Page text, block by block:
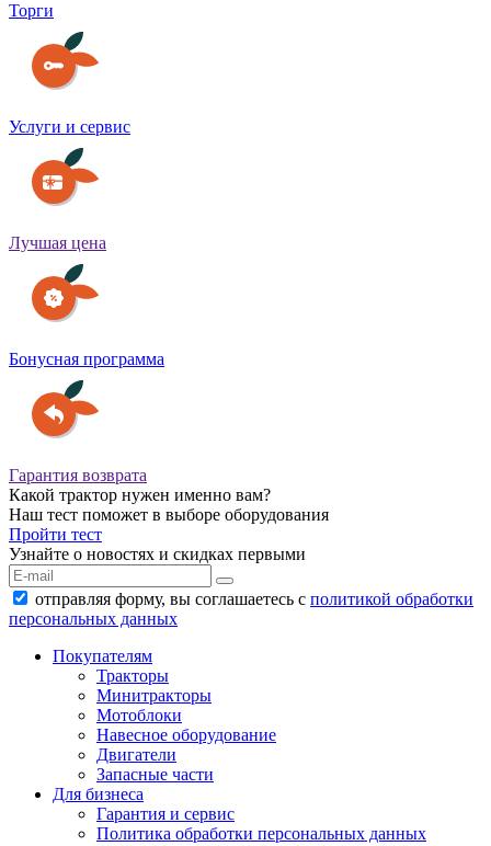
Торги
Услуги и сервис
Лучшая цена
Бонусная программа
Гарантия возврата
Какой трактор нужен именно вам?
Наш тест поможет в выборе оборудования
Пройти тест
Узнайте о новостях и скидках первыми
отправляя форму, вы соглашаетесь с политикой обработки
персональных данных
Покупателям
Тракторы
Минитракторы
Мотоблоки
Навесное оборудование
Двигатели
Запасные части
Для бизнеса
Гарантия и сервис
Политика обработки персональных данных